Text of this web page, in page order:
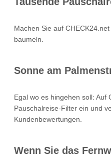
Machen Sie auf
baumeln.
Sonne am
Egal wo es hingehen soll: Auf
Pauschalreise-Filter ein und
Kundenbewertungen.
Wenn Sie das